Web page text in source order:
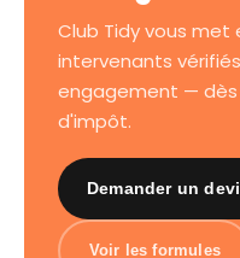
Club Tidy vous met
intervenants
engagement — dès
d'impôt.
Demander un
Voir les formules